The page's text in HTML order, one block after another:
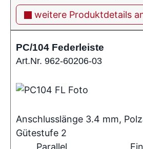
weitere Produktdetails
PC/104 Federleiste
Art.Nr. 962-60206-03
Anschlusslänge 3.4 mm,
Gütestufe 2
Parallel